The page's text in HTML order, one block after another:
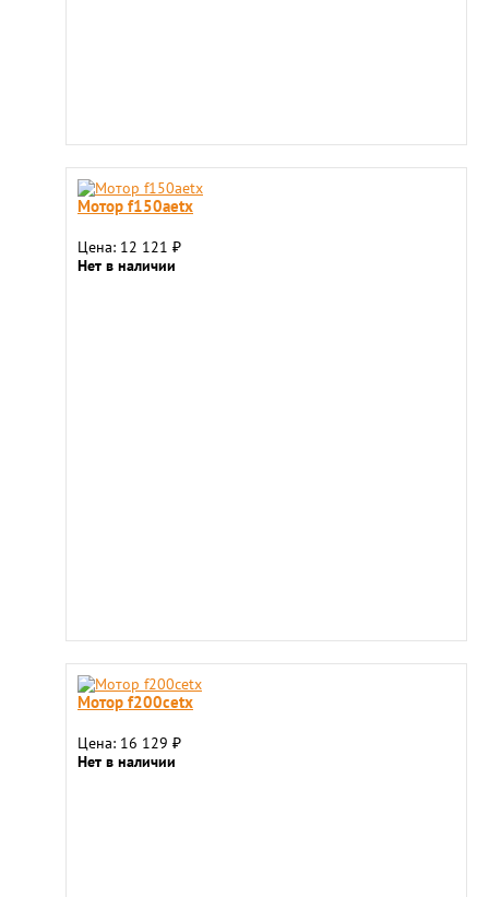
Мотор f150aetx
Цена: 12 121 ₽
Нет в наличии
Мотор f200cetx
Цена: 16 129 ₽
Нет в наличии